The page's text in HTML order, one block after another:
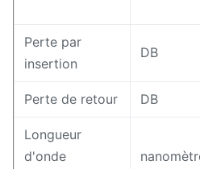
Perte par
insertion
DB
Perte de retour DB
Longueur
d'onde